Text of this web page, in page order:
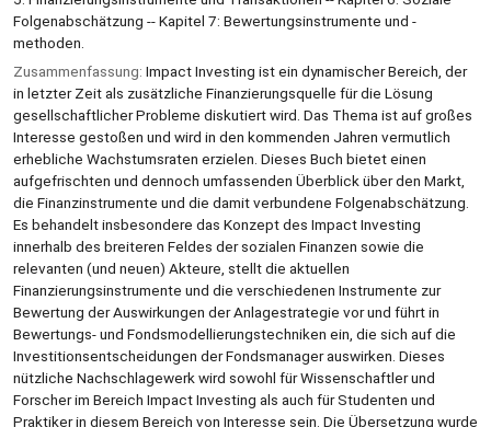
Folgenabschätzung -- Kapitel 7: Bewertungsinstrumente und -
methoden.
Zusammenfassung: Impact Investing ist ein dynamischer Bereich, der
in letzter Zeit als zusätzliche Finanzierungsquelle für die Lösung
gesellschaftlicher Probleme diskutiert wird. Das Thema ist auf großes
Interesse gestoßen und wird in den kommenden Jahren vermutlich
erhebliche Wachstumsraten erzielen. Dieses Buch bietet einen
aufgefrischten und dennoch umfassenden Überblick über den Markt,
die Finanzinstrumente und die damit verbundene Folgenabschätzung.
Es behandelt insbesondere das Konzept des Impact Investing
innerhalb des breiteren Feldes der sozialen Finanzen sowie die
relevanten (und neuen) Akteure, stellt die aktuellen
Finanzierungsinstrumente und die verschiedenen Instrumente zur
Bewertung der Auswirkungen der Anlagestrategie vor und führt in
Bewertungs- und Fondsmodellierungstechniken ein, die sich auf die
Investitionsentscheidungen der Fondsmanager auswirken. Dieses
nützliche Nachschlagewerk wird sowohl für Wissenschaftler und
Forscher im Bereich Impact Investing als auch für Studenten und
Praktiker in diesem Bereich von Interesse sein. Die Übersetzung wurde